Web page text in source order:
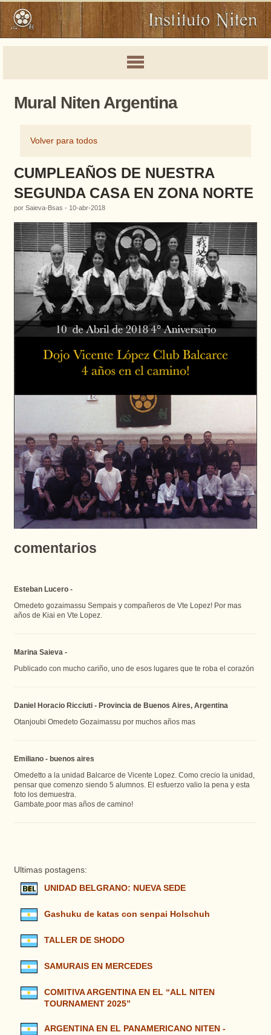
Mural Niten Argentina
Volver para todos
CUMPLEAÑOS DE NUESTRA
SEGUNDA CASA EN ZONA NORTE
por Saieva-Bsas - 10-abr-2018
comentarios
Esteban Lucero -
Omedeto gozaimassu Sempais y compañeros de Vte Lopez! Por mas
años de Kiai en Vte Lopez.
Marina Saieva -
Publicado con mucho cariño, uno de esos lugares que te roba el corazón
Daniel Horacio Ricciuti - Provincia de Buenos Aires, Argentina
Otanjoubi Omedeto Gozaimassu por muchos años mas
Emiliano - buenos aires
Omedetto a la unidad Balcarce de Vicente Lopez. Como crecio la unidad,
pensar que comenzo siendo 5 alumnos. El esfuerzo valio la pena y esta
foto los demuestra.
Gambate,poor mas años de camino!
Ultimas postagens:
UNIDAD BELGRANO: NUEVA SEDE
Gashuku de katas con senpai Holschuh
TALLER DE SHODO
SAMURAIS EN MERCEDES
COMITIVA ARGENTINA EN EL “ALL NITEN
TOURNAMENT 2025”
ARGENTINA EN EL PANAMERICANO NITEN -